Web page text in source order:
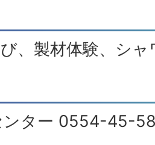
、製材体験、シ
ンター 0554-45-